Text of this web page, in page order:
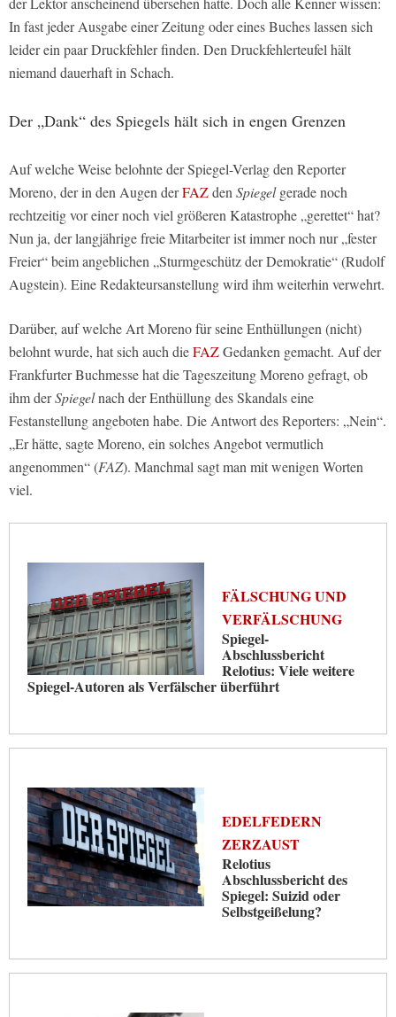
In fast jeder Ausgabe einer Zeitung oder eines Buches lassen sich
leider ein paar Druckfehler finden. Den Druckfehlerteufel hält
niemand dauerhaft in Schach.
Der „Dank“ des Spiegels hält sich in engen Grenzen
Auf welche Weise belohnte der Spiegel-Verlag den Reporter
Moreno, der in den Augen derFAZdenSpiegelgerade noch
rechtzeitig vor einer noch viel größeren Katastrophe „gerettet“ hat?
Nun ja, der langjährige freie Mitarbeiter ist immer noch nur „fester
Freier“ beim angeblichen „Sturmgeschütz der Demokratie“ (Rudolf
Augstein). Eine Redakteursanstellung wird ihm weiterhin verwehrt.
Darüber, auf welche Art Moreno für seine Enthüllungen (nicht)
belohnt wurde, hat sich auch dieFAZGedanken gemacht. Auf der
Frankfurter Buchmesse hat die Tageszeitung Moreno gefragt, ob
ihm derSpiegelnach der Enthüllung des Skandals eine
Festanstellung angeboten habe. Die Antwort des Reporters: „Nein“.
„Er hätte, sagte Moreno, ein solches Angebot vermutlich
angenommen“ (FAZ). Manchmal sagt man mit wenigen Worten
viel.
FÄLSCHUNG UND
VERFÄLSCHUNG
Spiegel-
Abschlussbericht
Relotius: Viele weitere
Spiegel-Autoren als Verfälscher überführt
EDELFEDERN
ZERZAUST
Relotius
Abschlussbericht des
Spiegel: Suizid oder
Selbstgeißelung?